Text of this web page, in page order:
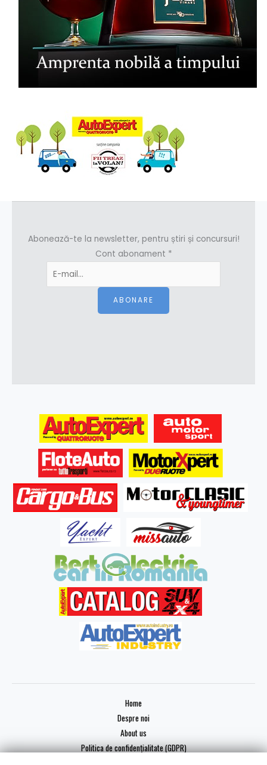
Abonează-te la newsletter, pentru știri și concursuri!
Cont abonament *
ABONARE
Home
Despre noi
About us
Politica de confidențialitate (GDPR)